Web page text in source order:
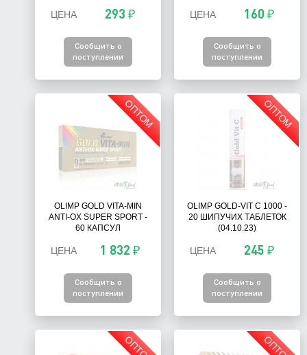
ЦЕНА 293 ₽
Сообщить о
поступлении
ЦЕНА 160 ₽
Сообщить о
поступлении
ОПТОМ
OLIMP GOLD VITA-MIN
ANTI-OX SUPER SPORT -
60 КАПСУЛ
ЦЕНА 1 832 ₽
Сообщить о
поступлении
ОПТОМ
OLIMP GOLD-VIT C 1000 -
20 ШИПУЧИХ ТАБЛЕТОК
(04.10.23)
ЦЕНА 245 ₽
Сообщить о
поступлении